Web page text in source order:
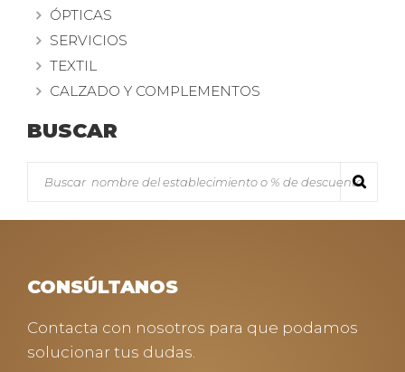
ÓPTICAS
SERVICIOS
TEXTIL
CALZADO Y COMPLEMENTOS
BUSCAR
CONSÚLTANOS
Contacta con nosotros para que podamos
solucionar tus dudas.